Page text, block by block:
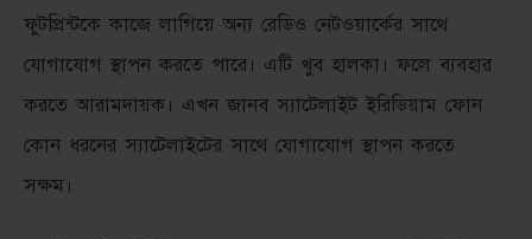
ফুটপ্রিন্টকে কাজে লাগিয়ে অন্য রেডিও নেটওয়ার্কের সাথে
যোগাযোগ স্থাপন করতে পারে। এটি খুব হালকা। ফলে ব্যবহার
করতে আরামদায়ক। এখন জানব স্যাটেলাইট ইরিডিয়াম ফোন
কোন ধরনের স্যাটেলাইটের সাথে যোগাযোগ স্থাপন করতে
সক্ষম।